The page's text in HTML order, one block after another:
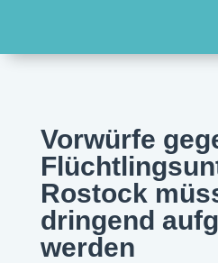
Vorwürfe
Rostock
dringend
werden